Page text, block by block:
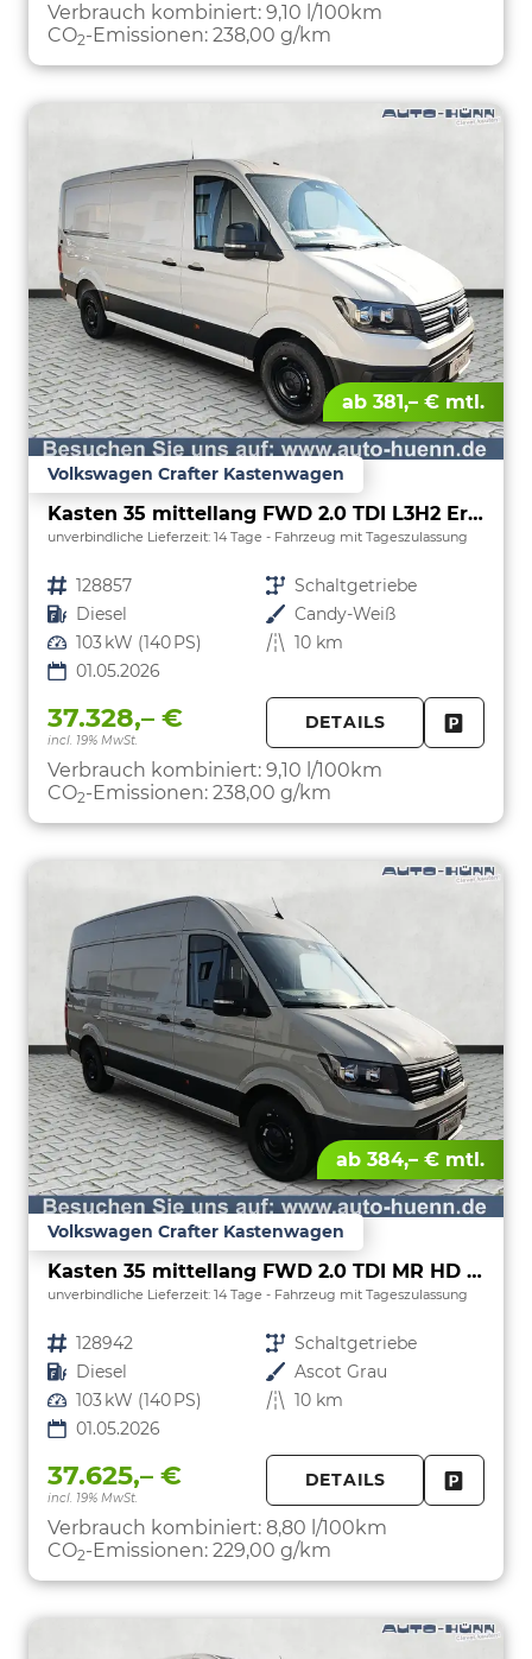
Verbrauch kombiniert: 9,10 l/100km
CO2-Emissionen: 238,00 g/km
ab 381,– € mtl.
Volkswagen Crafter Kastenwagen
Kasten 35 mittellang FWD 2.0 TDI L3H2 ErgoActive AppCon
unverbindliche Lieferzeit: 14 Tage Fahrzeug mit Tageszulassung
Fahrzeugnr. 128857 Getriebe Schaltgetriebe
Kraftstoff Diesel Außenfarbe Candy-Weiß
Leistung 103 kW (140 PS) Kilometerstand 10 km
01.05.2026
37.328,– €
incl. 19% MwSt.
DETAILS
Verbrauch kombiniert: 9,10 l/100km
CO2-Emissionen: 238,00 g/km
ab 384,– € mtl.
Volkswagen Crafter Kastenwagen
Kasten 35 mittellang FWD 2.0 TDI MR HD L3H3 ErgoActive
unverbindliche Lieferzeit: 14 Tage Fahrzeug mit Tageszulassung
Fahrzeugnr. 128942 Getriebe Schaltgetriebe
Kraftstoff Diesel Außenfarbe Ascot Grau
Leistung 103 kW (140 PS) Kilometerstand 10 km
01.05.2026
37.625,– €
incl. 19% MwSt.
DETAILS
Verbrauch kombiniert: 8,80 l/100km
CO2-Emissionen: 229,00 g/km